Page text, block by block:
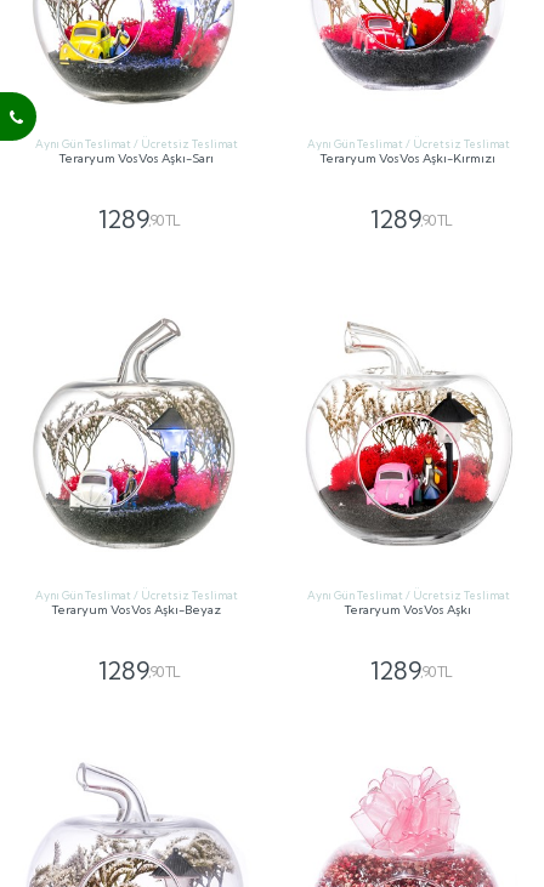
Aynı Gün Teslimat / Ücretsiz Teslimat
Teraryum VosVos Aşkı-Sarı
1289,90 TL
Aynı Gün Teslimat / Ücretsiz Teslimat
Teraryum VosVos Aşkı-Kırmızı
1289,90 TL
Aynı Gün Teslimat / Ücretsiz Teslimat
Teraryum VosVos Aşkı-Beyaz
1289,90 TL
Aynı Gün Teslimat / Ücretsiz Teslimat
Teraryum VosVos Aşkı
1289,90 TL